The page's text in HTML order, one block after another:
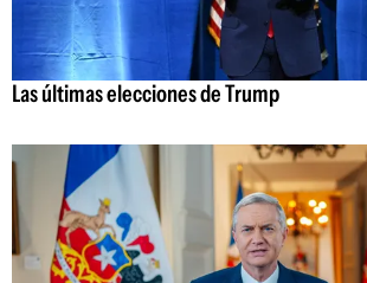
Las últimas elecciones de Trump